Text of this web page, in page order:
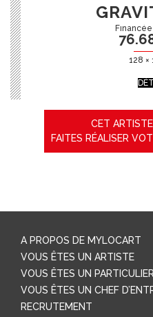
128 ×
CET
FAITES RÉALISER
A PROPOS DE MYLOCART
VOUS ÊTES UN ARTISTE
VOUS ÊTES UN PARTICULIER
VOUS ÊTES UN CHEF
RECRUTEMENT